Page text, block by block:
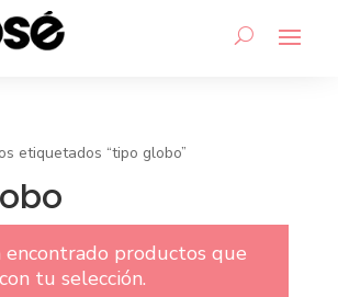
etiquetados “tipo globo”
encontrado productos que
tu selección.